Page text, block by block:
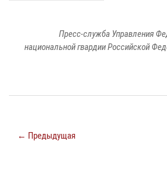
Пресс-служба Управления
национальной гвардии Российской
← Предыдущая